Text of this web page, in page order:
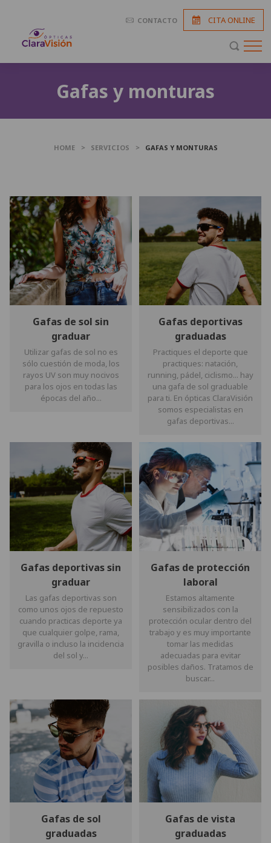
CONTACTO CITA ONLINE
Gafas y monturas
HOME > SERVICIOS > GAFAS Y MONTURAS
Gafas de sol sin
graduar
Utilizar gafas de sol no es
sólo cuestión de moda, los
rayos UV son muy nocivos
para los ojos en todas las
épocas del año...
Gafas deportivas
graduadas
Practiques el deporte que
practiques: natación,
running, pádel, ciclismo... hay
una gafa de sol graduable
para ti. En ópticas ClaraVisión
somos especialistas en
gafas deportivas...
Gafas deportivas sin
graduar
Las gafas deportivas son
como unos ojos de repuesto
cuando practicas deporte ya
que cualquier golpe, rama,
gravilla o incluso la incidencia
del sol y...
Gafas de protección
laboral
Estamos altamente
sensibilizados con la
protección ocular dentro del
trabajo y es muy importante
tomar las medidas
adecuadas para evitar
posibles daños. Tratamos de
buscar...
Gafas de sol
graduadas
Gafas de vista
graduadas